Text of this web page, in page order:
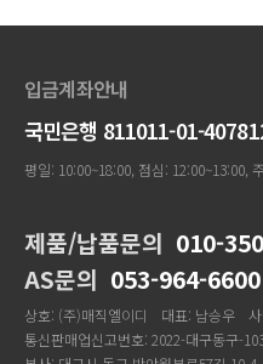
입금계좌안내
국민은행 811011-01-
평일: 10:00~18:00, 점심: 12:00~13:00,
제품/납품문의 010-
AS문의 053-964-6600
상호: (주)매직엘이디 대표: 남승우
통신판매업신고번호: 2022-대구동구-